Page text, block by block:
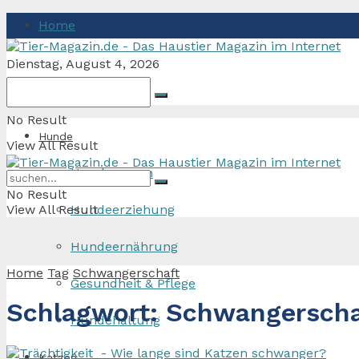
Home
Dienstag, August 4, 2026
No Result
View All Result
Hunde
Hunderassen
Hundeerziehung
Hundeernährung
Gesundheit & Pflege
Hundehaltung
No Result
View All Result
Home Tag Schwangerschaft
Schlagwort: